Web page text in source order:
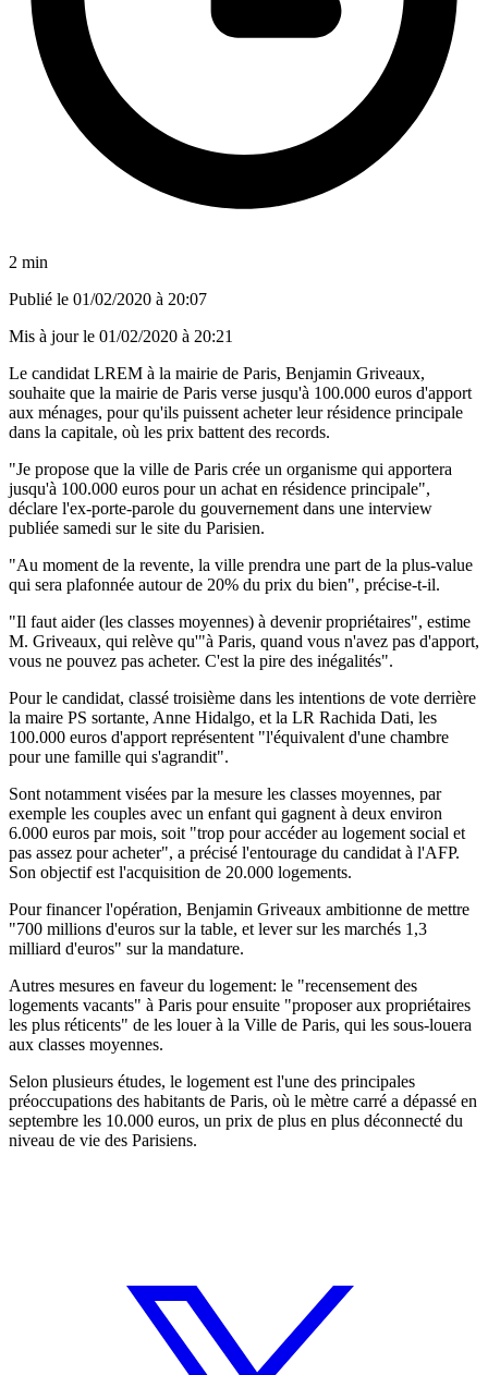
2 min
Publié le 01/02/2020 à 20:07
Mis à jour le 01/02/2020 à 20:21
Le candidat LREM à la mairie de Paris, Benjamin Griveaux,
souhaite que la mairie de Paris verse jusqu'à 100.000 euros d'apport
aux ménages, pour qu'ils puissent acheter leur résidence principale
dans la capitale, où les prix battent des records.
"Je propose que la ville de Paris crée un organisme qui apportera
jusqu'à 100.000 euros pour un achat en résidence principale",
déclare l'ex-porte-parole du gouvernement dans une interview
publiée samedi sur le site du Parisien.
"Au moment de la revente, la ville prendra une part de la plus-value
qui sera plafonnée autour de 20% du prix du bien", précise-t-il.
"Il faut aider (les classes moyennes) à devenir propriétaires", estime
M. Griveaux, qui relève qu'"à Paris, quand vous n'avez pas d'apport,
vous ne pouvez pas acheter. C'est la pire des inégalités".
Pour le candidat, classé troisième dans les intentions de vote derrière
la maire PS sortante, Anne Hidalgo, et la LR Rachida Dati, les
100.000 euros d'apport représentent "l'équivalent d'une chambre
pour une famille qui s'agrandit".
Sont notamment visées par la mesure les classes moyennes, par
exemple les couples avec un enfant qui gagnent à deux environ
6.000 euros par mois, soit "trop pour accéder au logement social et
pas assez pour acheter", a précisé l'entourage du candidat à l'AFP.
Son objectif est l'acquisition de 20.000 logements.
Pour financer l'opération, Benjamin Griveaux ambitionne de mettre
"700 millions d'euros sur la table, et lever sur les marchés 1,3
milliard d'euros" sur la mandature.
Autres mesures en faveur du logement: le "recensement des
logements vacants" à Paris pour ensuite "proposer aux propriétaires
les plus réticents" de les louer à la Ville de Paris, qui les sous-louera
aux classes moyennes.
Selon plusieurs études, le logement est l'une des principales
préoccupations des habitants de Paris, où le mètre carré a dépassé en
septembre les 10.000 euros, un prix de plus en plus déconnecté du
niveau de vie des Parisiens.